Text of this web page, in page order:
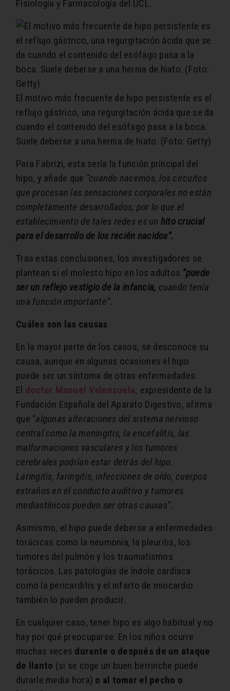
Fisiología y Farmacología del UCL.
El motivo más frecuente de hipo persistente es el
reflujo gástrico, una regurgitación ácida que se da
cuando el contenido del esófago pasa a la boca.
Suele deberse a una hernia de hiato. (Foto: Getty)
Para Fabrizi, esta sería la función principal del
hipo, y añade que “cuando nacemos, los circuitos
que procesan las sensaciones corporales no están
completamente desarrollados, por lo que el
establecimiento de tales redes es un hito crucial
para el desarrollo de los recién nacidos”.
Tras estas conclusiones, los investigadores se
plantean si el molesto hipo en los adultos “puede
ser un reflejo vestigio de la infancia, cuando tenía
una función importante”.
Cuáles son las causas
En la mayor parte de los casos, se desconoce su
causa, aunque en algunas ocasiones el hipo
puede ser un síntoma de otras enfermedades.
El doctor Manuel Valenzuela, expresidente de la
Fundación Española del Aparato Digestivo, afirma
que “algunas alteraciones del sistema nervioso
central como la meningitis, la encefalitis, las
malformaciones vasculares y los tumores
cerebrales podrían estar detrás del hipo.
Laringitis, faringitis, infecciones de oído, cuerpos
extraños en el conducto auditivo y tumores
mediastínicos pueden ser otras causas”.
Asimismo, el hipo puede deberse a enfermedades
torácicas como la neumonía, la pleuritis, los
tumores del pulmón y los traumatismos
torácicos. Las patologías de índole cardíaca
como la pericarditis y el infarto de miocardio
también lo pueden producir.
En cualquier caso, tener hipo es algo habitual y no
hay por qué preocuparse. En los niños ocurre
muchas veces durante o después de un ataque
de llanto (si se coge un buen berrinche puede
durarle media hora) o al tomar el pecho o